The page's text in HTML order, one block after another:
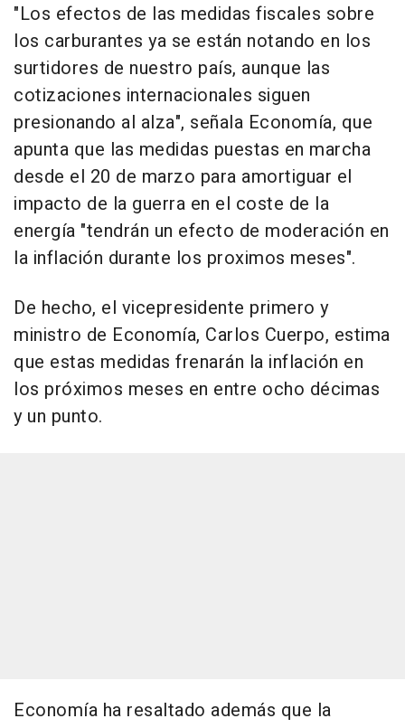
"Los efectos de las medidas fiscales sobre
los carburantes ya se están notando en los
surtidores de nuestro país, aunque las
cotizaciones internacionales siguen
presionando al alza", señala Economía, que
apunta que las medidas puestas en marcha
desde el 20 de marzo para amortiguar el
impacto de la guerra en el coste de la
energía "tendrán un efecto de moderación en
la inflación durante los proximos meses".
De hecho, el vicepresidente primero y
ministro de Economía, Carlos Cuerpo, estima
que estas medidas frenarán la inflación en
los próximos meses en entre ocho décimas
y un punto.
Economía ha resaltado además que la